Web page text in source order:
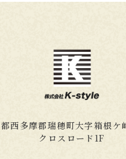
西多摩郡瑞穂町大字箱根ケ
クロスロード1F